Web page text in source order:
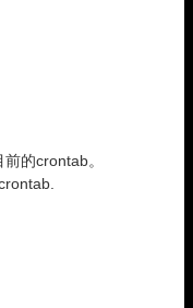
的crontab。